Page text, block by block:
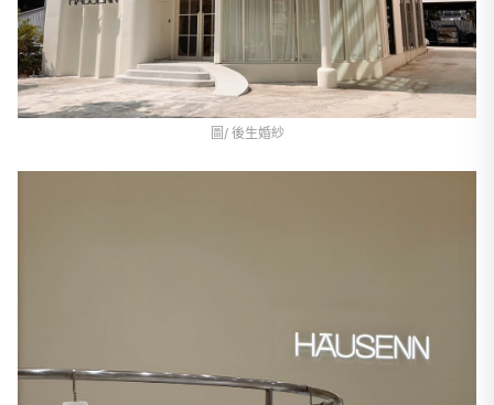
圖/ 後生婚紗